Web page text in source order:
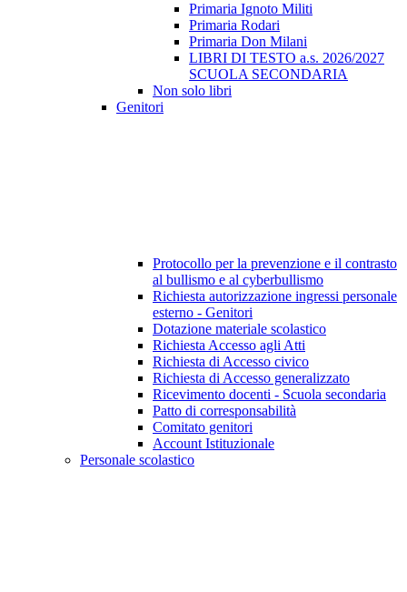
Primaria Ignoto Militi
Primaria Rodari
Primaria Don Milani
LIBRI DI TESTO a.s. 2026/2027
SCUOLA SECONDARIA
Non solo libri
Genitori
Protocollo per la prevenzione e il contrasto
al bullismo e al cyberbullismo
Richiesta autorizzazione ingressi personale
esterno - Genitori
Dotazione materiale scolastico
Richiesta Accesso agli Atti
Richiesta di Accesso civico
Richiesta di Accesso generalizzato
Ricevimento docenti - Scuola secondaria
Patto di corresponsabilità
Comitato genitori
Account Istituzionale
Personale scolastico